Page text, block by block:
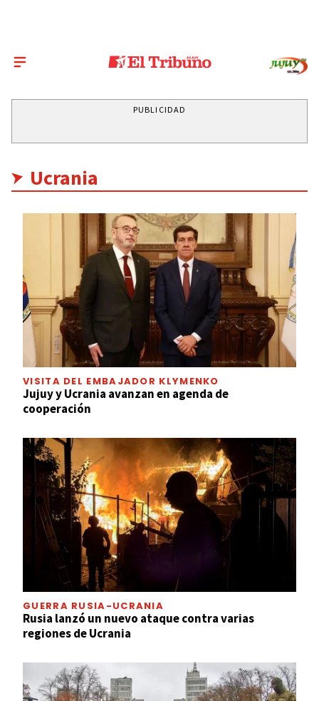
PUBLICIDAD
Ucrania
VISITA DEL EMBAJADOR KLYMENKO
Jujuy y Ucrania avanzan en agenda de
cooperación
GUERRA RUSIA-UCRANIA
Rusia lanzó un nuevo ataque contra varias
regiones de Ucrania